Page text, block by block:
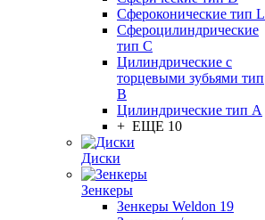
Сфероконические тип L
Сфероцилиндрические
тип C
Цилиндрические с
торцевыми зубьями тип
B
Цилиндрические тип А
+ ЕЩЕ 10
Диски
Зенкеры
Зенкеры Weldon 19